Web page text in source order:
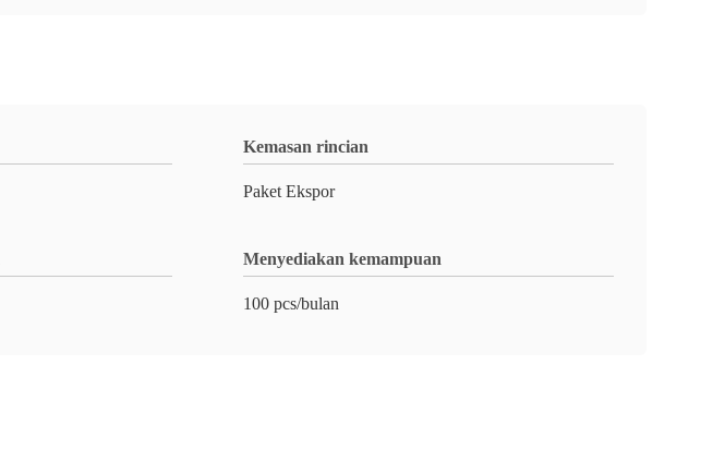
Kemasan rincian
Paket Ekspor
Menyediakan kemampuan
100 pcs/bulan